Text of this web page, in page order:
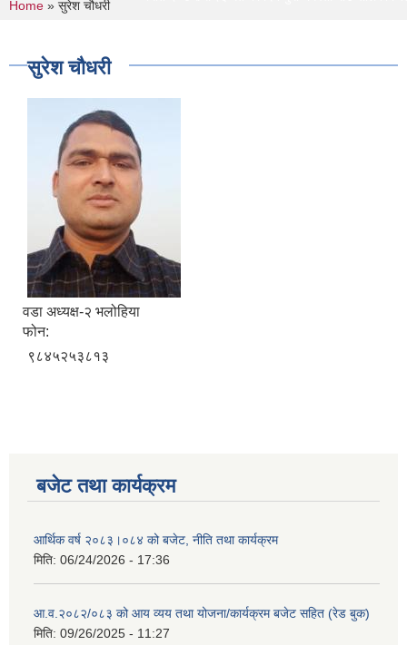
You are here
Home » सुरेश चौधरी
सुरेश चौधरी
वडा अध्यक्ष-२ भलोहिया
फोन:
९८४५२५३८१३
बजेट तथा कार्यक्रम
आर्थिक वर्ष २०८३।०८४ को बजेट, नीति तथा कार्यक्रम
मिति: 06/24/2026 - 17:36
आ.व.२०८२/०८३ को आय व्यय तथा योजना/कार्यक्रम बजेट सहित (रेड बुक)
मिति: 09/26/2025 - 11:27